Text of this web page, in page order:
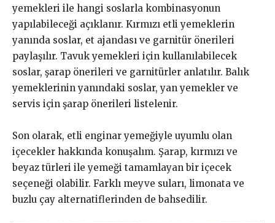
yemekleri ile hangi soslarla kombinasyonun
yapılabileceği açıklanır. Kırmızı etli yemeklerin
yanında soslar, et ajandası ve garnitür önerileri
paylaşılır. Tavuk yemekleri için kullanılabilecek
soslar, şarap önerileri ve garnitürler anlatılır. Balık
yemeklerinin yanındaki soslar, yan yemekler ve
servis için şarap önerileri listelenir.
Son olarak, etli enginar yemeğiyle uyumlu olan
içecekler hakkında konuşalım. Şarap, kırmızı ve
beyaz türleri ile yemeği tamamlayan bir içecek
seçeneği olabilir. Farklı meyve suları, limonata ve
buzlu çay alternatiflerinden de bahsedilir.